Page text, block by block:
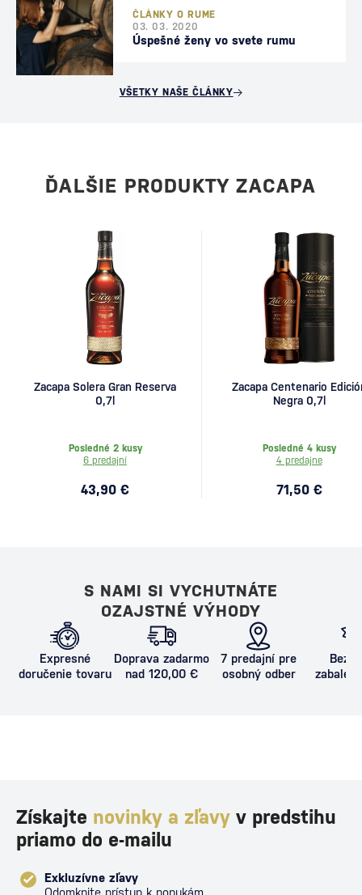
ČLÁNKY O RUME
03. 03. 2020
Úspešné ženy vo svete rumu
VŠETKY NAŠE ČLÁNKY
ĎALŠIE PRODUKTY ZACAPA
Zacapa Solera Gran Reserva
0,7l
Posledné 2 kusy
6 predajní
43,90 €
Zacapa Centenario
Negra 0,7l
Posledné 4 kusy
4 predajne
71,50 €
S NAMI SI VYCHUTNÁTE
OZAJSTNÉ VÝHODY
Expresné
doručenie tovaru
Doprava zadarmo
nad 120,00 €
7 predajní pre
osobný odber
Získajte novinky a zľavy v predstihu
priamo do e-mailu
Exkluzívne zľavy
Odomknite prístup k ponukám